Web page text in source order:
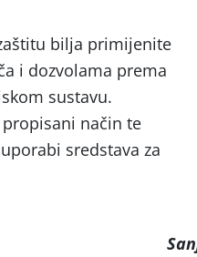
bilja primijenite
i dozvolama prema
sustavu.
način te
sredstava za